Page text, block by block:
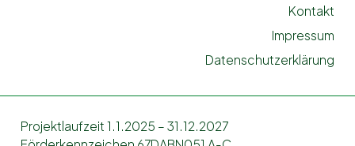
Kontakt
Impressum
Datenschutzerklärung
Projektlaufzeit 1.1.2025 – 31.12.2027